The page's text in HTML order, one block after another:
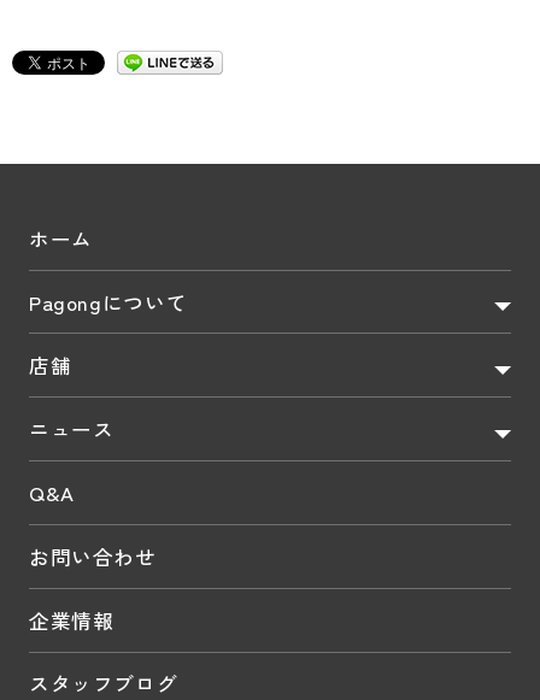
ホーム
Pagongについて
店舗
ニュース
Q&A
お問い合わせ
企業情報
スタッフブログ